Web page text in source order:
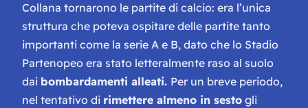
Collana tornarono le partite di calcio: era l’unica
struttura che poteva ospitare delle partite tanto
importanti come la serie A e B, dato che lo Stadio
Partenopeo era stato letteralmente raso al suolo
dai bombardamenti alleati. Per un breve periodo,
nel tentativo di rimettere almeno in sesto gli